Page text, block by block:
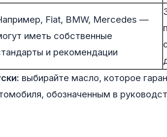
Fiat, BMW, Mercedes —
иметь собственные
и рекомендации
выбирайте масло, которое
обозначенным в